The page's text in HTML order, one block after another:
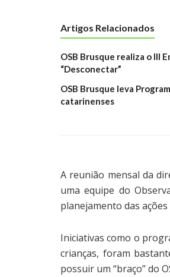
Artigos Relacionados
OSB Brusque realiza o III
“Desconectar”
OSB Brusque leva
catarinenses
A reunião mensal da
uma equipe do
planejamento das ações
Iniciativas como o
crianças, foram
possuir um “braço” do